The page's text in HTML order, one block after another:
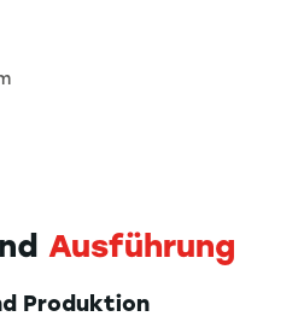
Ausführung
Produktion